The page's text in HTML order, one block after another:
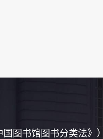
国图书馆图书分类法